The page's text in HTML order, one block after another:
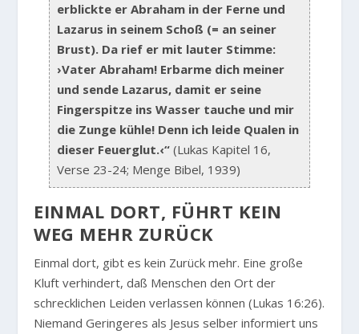
erblickte er Abraham in der Ferne und
Lazarus in seinem Schoß (= an seiner
Brust). Da rief er mit lauter Stimme:
›Vater Abraham! Erbarme dich meiner
und sende Lazarus, damit er seine
Fingerspitze ins Wasser tauche und mir
die Zunge kühle! Denn ich leide Qualen in
dieser Feuerglut.‹“ (Lukas Kapitel 16,
Verse 23-24; Menge Bibel, 1939)
EINMAL DORT, FÜHRT KEIN
WEG MEHR ZURÜCK
Einmal dort, gibt es kein Zurück mehr. Eine große
Kluft verhindert, daß Menschen den Ort der
schrecklichen Leiden verlassen können (Lukas 16:26).
Niemand Geringeres als Jesus selber informiert uns